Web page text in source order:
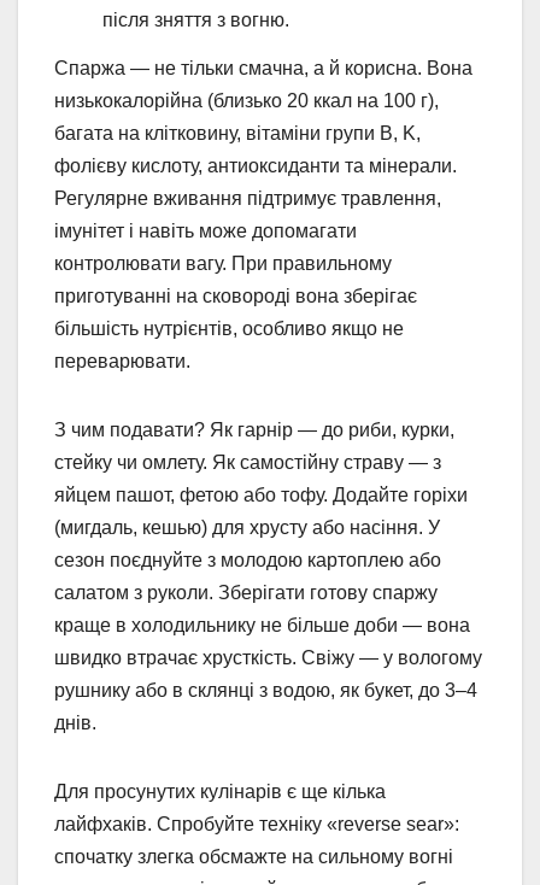
після зняття з вогню.
Спаржа — не тільки смачна, а й корисна. Вона
низькокалорійна (близько 20 ккал на 100 г),
багата на клітковину, вітаміни групи B, K,
фолієву кислоту, антиоксиданти та мінерали.
Регулярне вживання підтримує травлення,
імунітет і навіть може допомагати
контролювати вагу. При правильному
приготуванні на сковороді вона зберігає
більшість нутрієнтів, особливо якщо не
переварювати.
З чим подавати? Як гарнір — до риби, курки,
стейку чи омлету. Як самостійну страву — з
яйцем пашот, фетою або тофу. Додайте горіхи
(мигдаль, кешью) для хрусту або насіння. У
сезон поєднуйте з молодою картоплею або
салатом з руколи. Зберігати готову спаржу
краще в холодильнику не більше доби — вона
швидко втрачає хрусткість. Свіжу — у вологому
рушнику або в склянці з водою, як букет, до 3–4
днів.
Для просунутих кулінарів є ще кілька
лайфхаків. Спробуйте техніку «reverse sear»:
спочатку злегка обсмажте на сильному вогні